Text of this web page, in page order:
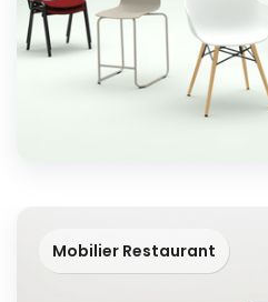
Mobilier Restaurant